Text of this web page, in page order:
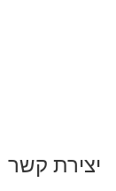
יצירת קשר